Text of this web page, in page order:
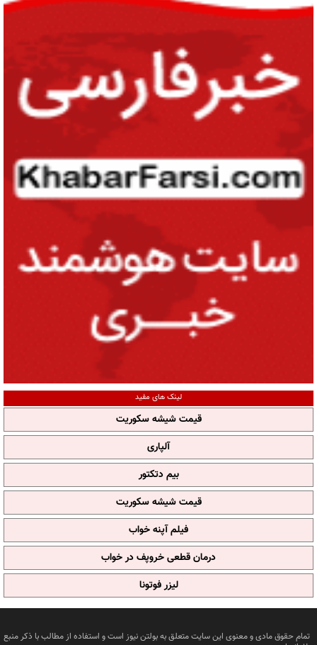
لینک های مفید
قیمت شیشه سکوریت
آلپاری
بیم دتکتور
قیمت شیشه سکوریت
فیلم آپنه خواب
درمان قطعی خروپف در خواب
لیزر فوتونا
تمام حقوق مادی و معنوی این سایت متعلق به بولتن نیوز است و استفاده از مطالب با ذکر منبع